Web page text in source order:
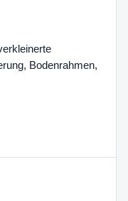
Bodenrahmen,